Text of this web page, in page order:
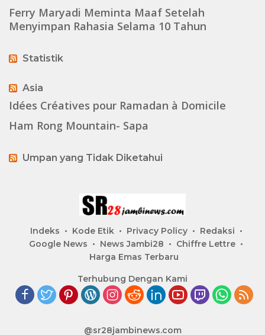
Ferry Maryadi Meminta Maaf Setelah
Menyimpan Rahasia Selama 10 Tahun
Statistik
Asia
Idées Créatives pour Ramadan à Domicile
Ham Rong Mountain- Sapa
Umpan yang Tidak Diketahui
Indeks Kode Etik Privacy Policy
Redaksi
Google News
News Jambi28
Chiffre Lettre
Harga Emas Terbaru
Terhubung Dengan Kami
@sr28jambinews.com